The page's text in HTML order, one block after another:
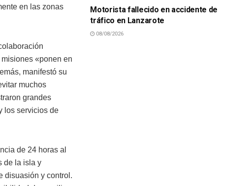
en las zonas
«ponen en
manifestó su
muchos
grandes
los servicios de
de 24 horas al
de la isla y
disuasión y control.
Motorista fallecido en accidente de
tráfico en Lanzarote
08/08/2026